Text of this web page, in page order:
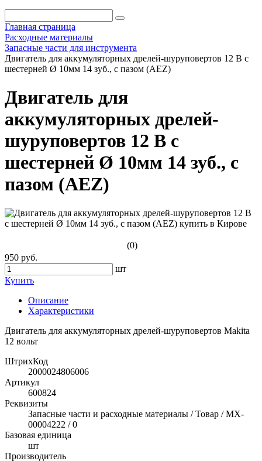
Главная страница
Расходные материалы
Запасные части для инструмента
Двигатель для аккумуляторных дрелей-шуруповертов 12 В с
шестерней Ø 10мм 14 зуб., с пазом (AEZ)
Двигатель для
аккумуляторных дрелей-
шуруповертов 12 В с
шестерней Ø 10мм 14 зуб., с
пазом (AEZ)
(0)
950 руб.
шт
Купить
Описание
Характеристики
Двигатель для аккумуляторных дрелей-шуруповертов Makita
12 вольт
ШтрихКод
2000024806006
Артикул
600824
Реквизиты
Запасные части и расходные материалы / Товар / MX-
00004222 / 0
Базовая единица
шт
Производитель